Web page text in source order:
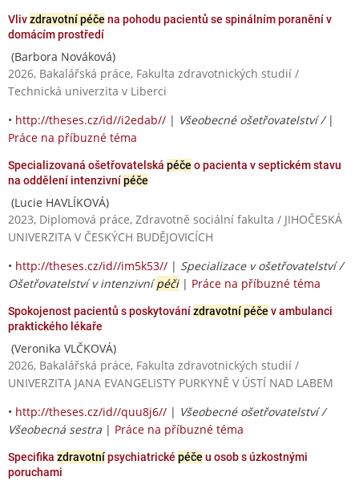
Vlivzdravotní péče na pohodu pacientů se spinálním poranění v
domácím prostředí
(Barbora Nováková)
2026, Bakalářská práce, Fakulta zdravotnických studií /
Technická univerzita v Liberci
• http://theses.cz/id//i2edab// | Všeobecné ošetřovatelství / |
Práce na příbuzné téma
Specializovaná ošetřovatelská péče o pacienta v septickém stavu
na oddělení intenzivnípéče
(Lucie HAVLÍKOVÁ)
2023, Diplomová práce, Zdravotně sociální fakulta / JIHOČESKÁ
UNIVERZITA V ČESKÝCH BUDĚJOVICÍCH
• http://theses.cz/id//im5k53// | Specializace v ošetřovatelství /
Ošetřovatelství v intenzivnípéči| Práce na příbuzné téma
Spokojenost pacientů s poskytovánízdravotní péče v ambulanci
praktického lékaře
(Veronika VLČKOVÁ)
2026, Bakalářská práce, Fakulta zdravotnických studií /
UNIVERZITA JANA EVANGELISTY PURKYNĚ V ÚSTÍ NAD LABEM
• http://theses.cz/id//quu8j6// | Všeobecné ošetřovatelství /
Všeobecná sestra | Práce na příbuzné téma
Specifika zdravotnípsychiatrické péče u osob s úzkostnými
poruchami